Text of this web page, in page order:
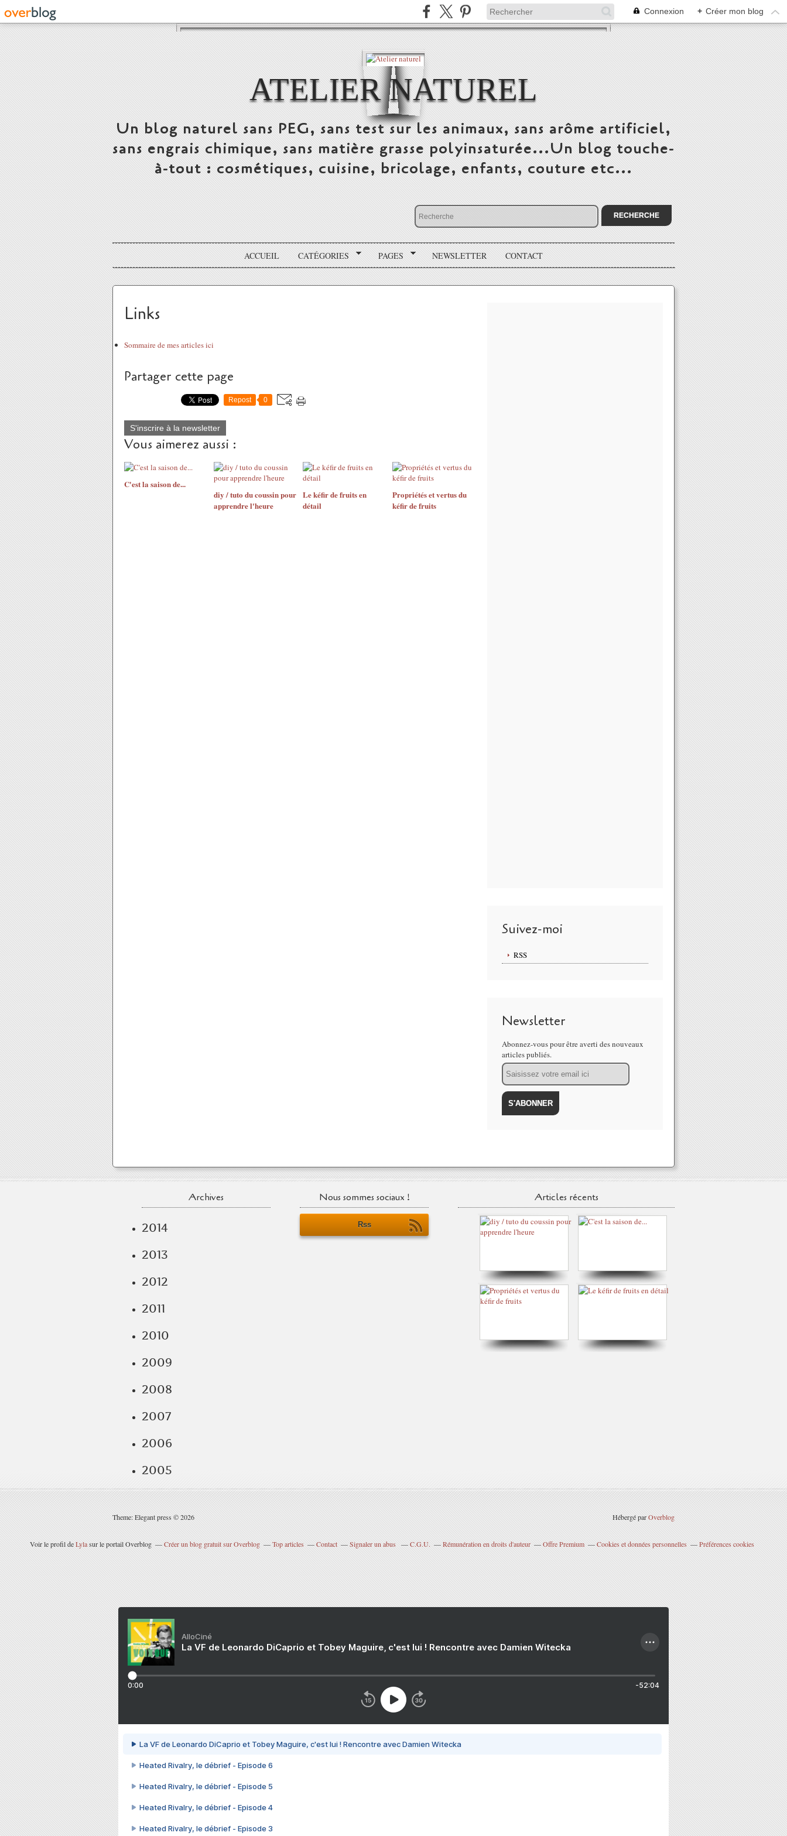
Connexion + Créer mon blog
ATELIER NATUREL
Un blog naturel sans PEG, sans test sur les animaux, sans arôme artificiel,
sans engrais chimique, sans matière grasse polyinsaturée...Un blog touche-
à-tout : cosmétiques, cuisine, bricolage, enfants, couture etc...
ACCUEIL CATÉGORIES PAGES NEWSLETTER CONTACT
Links
Sommaire de mes articles ici
Partager cette page
Repost 0
S'inscrire à la newsletter
Vous aimerez aussi :
C'est la saison de...
diy / tuto du coussin pour
apprendre l'heure
Le kéfir de fruits en
détail
Propriétés et vertus du
kéfir de fruits
Suivez-moi
RSS
Newsletter
Abonnez-vous pour être averti des nouveaux
articles publiés.
Email
Archives
2014
2013
2012
2011
2010
2009
2008
2007
2006
2005
Nous sommes sociaux !
Rss
Articles récents
Theme: Elegant press © 2026 Hébergé parOverblog
Voir le profil deLylasur le portail Overblog Créer un blog gratuit sur Overblog Top articles Contact Signaler un abus C.G.U. Rémunération en droits d'auteur Offre Premium Cookies et données personnelles Préférences cookies
AlloCiné
La VF de Leonardo DiCaprio et Tobey Maguire, c'est lui ! Rencontre avec Damien Witecka
0:00 -52:04
La VF de Leonardo DiCaprio et Tobey Maguire, c'est lui ! Rencontre avec Damien Witecka
Heated Rivalry, le débrief - Episode 6
Heated Rivalry, le débrief - Episode 5
Heated Rivalry, le débrief - Episode 4
Heated Rivalry, le débrief - Episode 3